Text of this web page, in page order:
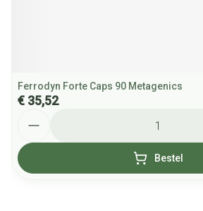
Ferrodyn Forte Caps 90 Metagenics
€ 35,52
Bestel